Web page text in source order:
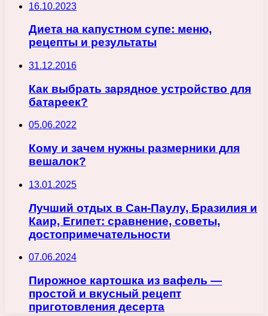
16.10.2023
Диета на капустном супе: меню,
рецепты и результаты
31.12.2016
Как выбрать зарядное устройство для
батареек?
05.06.2022
Кому и зачем нужны размерники для
вешалок?
13.01.2025
Лучший отдых в Сан-Паулу, Бразилия и
Каир, Египет: сравнение, советы,
достопримечательности
07.06.2024
Пирожное картошка из вафель —
простой и вкусный рецепт
приготовления десерта